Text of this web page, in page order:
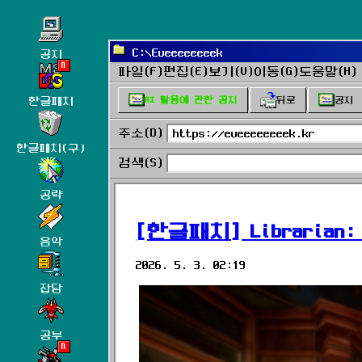
공지
한글패치
한글패치(구)
공략
음악
잡담
공부
C:\Eueeeeeeeek
파일(F)편집(E)보기(V)이동(G)도움말(H)
AI 활용에 관한 공지 뒤로 공지
주소(D) https://eueeeeeeeek.kr
검색(S)
[한글패치]
2026. 5. 3. 02:19